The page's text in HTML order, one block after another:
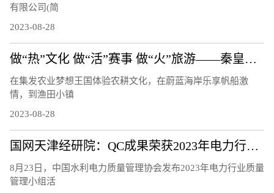
有限公司(简
2023-08-28
做“热”文化 做“活”赛事 做“火”旅游——秦皇岛文体旅融合发展观察
在集发农业梦想王国体验农耕文化，在蔚蓝海岸乐享帆船激
情，到渔田小镇
2023-08-28
国网天津经研院：QC成果荣获2023年电力行业质量管理小组活动成果三等奖
8月23日，中国水利电力质量管理协会发布2023年电力行业质量
管理小组活